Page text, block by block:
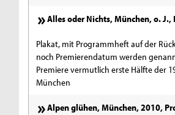
Alles oder Nichts, München, o.
Plakat, mit Programmheft auf der
noch Premierendatum werden
Premiere vermutlich erste Hälfte der
München
Alpen glühen, München, 2010,